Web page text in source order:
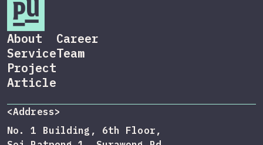
About
Service
Project
Article
Career
Team
<Address>
No. 1 Building, 6th Floor,